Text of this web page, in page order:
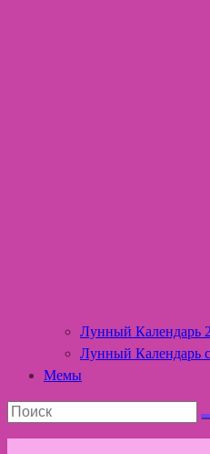
Лунный Календарь
Лунный Календарь
Мемы